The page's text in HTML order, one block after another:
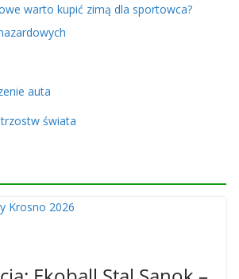
warto kupić zimą dla sportowca?
auta
świata